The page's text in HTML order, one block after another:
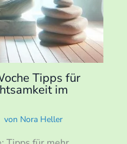
Tipps für
im
von Nora Heller